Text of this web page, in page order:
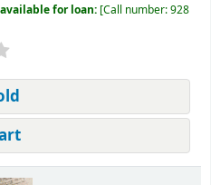
for loan: Call number:928